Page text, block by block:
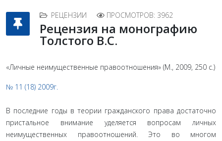
РЕЦЕНЗИИ ПРОСМОТРОВ: 3962
Рецензия на монографию
Толстого В.С.
«Личные неимущественные правоотношения» (М., 2009, 250 с.)
№ 11 (18) 2009г.
В последние годы в теории гражданского права достаточно
пристальное внимание уделяется вопро­сам личных
неимущественных правоотношений. Это во многом